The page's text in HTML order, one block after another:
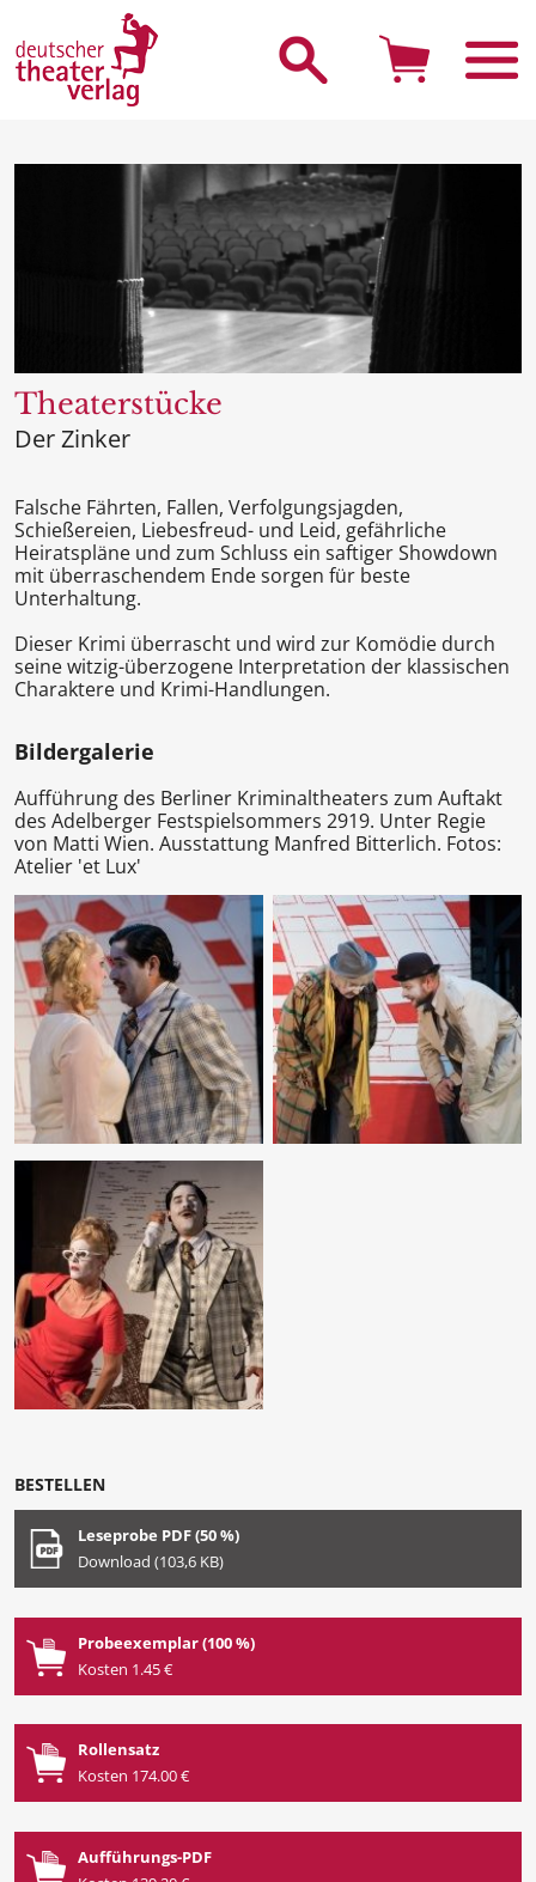
Theaterstücke
Der Zinker
Falsche Fährten, Fallen, Verfolgungsjagden,
Schießereien, Liebesfreud- und Leid, gefährliche
Heiratspläne und zum Schluss ein saftiger Showdown
mit überraschendem Ende sorgen für beste
Unterhaltung.
Dieser Krimi überrascht und wird zur Komödie durch
seine witzig-überzogene Interpretation der klassischen
Charaktere und Krimi-Handlungen.
Bildergalerie
Aufführung des Berliner Kriminaltheaters zum Auftakt
des Adelberger Festspielsommers 2919. Unter Regie
von Matti Wien. Ausstattung Manfred Bitterlich. Fotos:
Atelier 'et Lux'
BESTELLEN
Leseprobe PDF (50 %)
Download (103,6 KB)
Probeexemplar (100 %)
Kosten 1.45 €
Rollensatz
Kosten 174.00 €
Aufführungs-PDF